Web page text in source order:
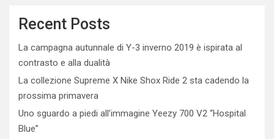
Recent Posts
La campagna autunnale di Y-3 inverno 2019 è ispirata al
contrasto e alla dualità
La collezione Supreme X Nike Shox Ride 2 sta cadendo la
prossima primavera
Uno sguardo a piedi all’immagine Yeezy 700 V2 “Hospital
Blue”